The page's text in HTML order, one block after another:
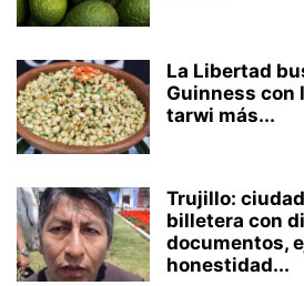
La Libertad
Guinness con
tarwi más...
Trujillo:
billetera con
documentos,
honestidad...